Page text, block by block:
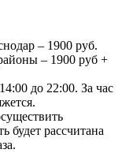
– 1900 руб.
– 1900 руб +
до 22:00. За час
будет рассчитана